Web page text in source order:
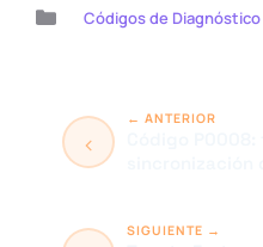
Categorías
Códigos de